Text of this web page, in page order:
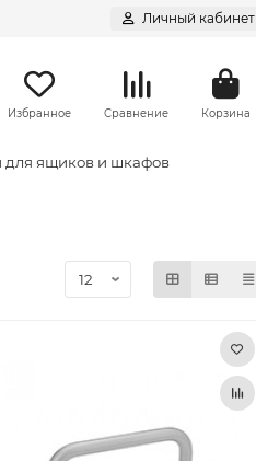
Личный кабинет
Избранное Сравнение Корзина
для ящиков и шкафов